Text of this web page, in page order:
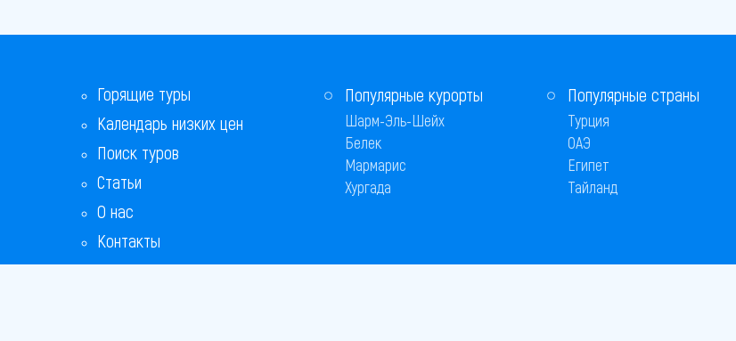
Горящие туры
Календарь низких цен
Поиск туров
Статьи
О нас
Контакты
Бонусная программа
Популярные курорты
Шарм-Эль-Шейх
Белек
Мармарис
Хургада
Популярные страны
Турция
ОАЭ
Египет
Тайланд